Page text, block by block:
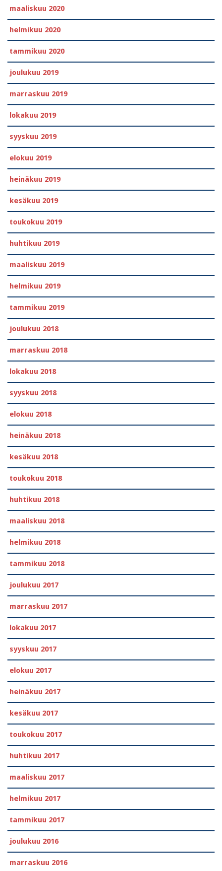
maaliskuu 2020
helmikuu 2020
tammikuu 2020
joulukuu 2019
marraskuu 2019
lokakuu 2019
syyskuu 2019
elokuu 2019
heinäkuu 2019
kesäkuu 2019
toukokuu 2019
huhtikuu 2019
maaliskuu 2019
helmikuu 2019
tammikuu 2019
joulukuu 2018
marraskuu 2018
lokakuu 2018
syyskuu 2018
elokuu 2018
heinäkuu 2018
kesäkuu 2018
toukokuu 2018
huhtikuu 2018
maaliskuu 2018
helmikuu 2018
tammikuu 2018
joulukuu 2017
marraskuu 2017
lokakuu 2017
syyskuu 2017
elokuu 2017
heinäkuu 2017
kesäkuu 2017
toukokuu 2017
huhtikuu 2017
maaliskuu 2017
helmikuu 2017
tammikuu 2017
joulukuu 2016
marraskuu 2016